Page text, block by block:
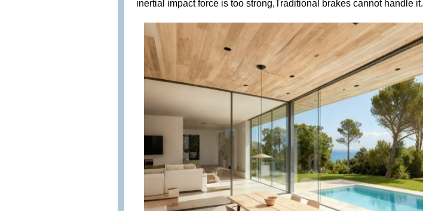
inertial impact force is too strong,Traditional brakes cannot handle it.